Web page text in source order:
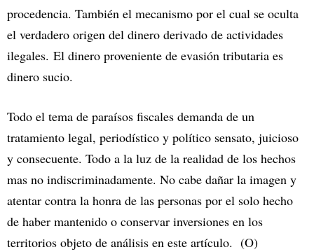
procedencia. También el mecanismo por el cual se oculta
el verdadero origen del dinero derivado de actividades
ilegales. El dinero proveniente de evasión tributaria es
dinero sucio.
Todo el tema de paraísos fiscales demanda de un
tratamiento legal, periodístico y político sensato, juicioso
y consecuente. Todo a la luz de la realidad de los hechos
mas no indiscriminadamente. No cabe dañar la imagen y
atentar contra la honra de las personas por el solo hecho
de haber mantenido o conservar inversiones en los
territorios objeto de análisis en este artículo. (O)